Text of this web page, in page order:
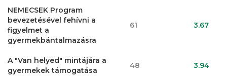
NEMECSEK Program
bevezetésével fehívni a
figyelmet a
gyermekbántalmazásra
61 3.67
A "Van helyed" mintájára a
gyermekek támogatása
48 3.94